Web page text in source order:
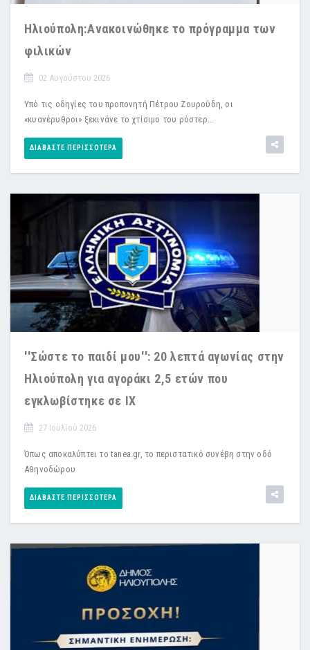
Ηλιούπολη:Ανακοινώθηκε το πρόγραμμα των
φιλικών
02 Αυγούστου 2026
Υπό τις οδηγίες του προπονητή Πέτρου Ζουρούδη, οι
«κυανέρυθροι» ξεκινάνε το χτίσιμο του ρόστερ...
ΔΙΑΒΆΣΤΕ ΠΕΡΙΣΣΌΤΕΡΑ
''Σώστε το παιδί μου'': 20 λεπτά αγωνίας στην
Ηλιούπολη για αγοράκι 2,5 ετών που
εγκλωβίστηκε σε ΙΧ
27 Ιουλίου 2026
Όπως αποκαλύπτει το tanea.gr, το περιστατικό συνέβη στην οδό
Αθηνοδώρου
ΔΙΑΒΆΣΤΕ ΠΕΡΙΣΣΌΤΕΡΑ